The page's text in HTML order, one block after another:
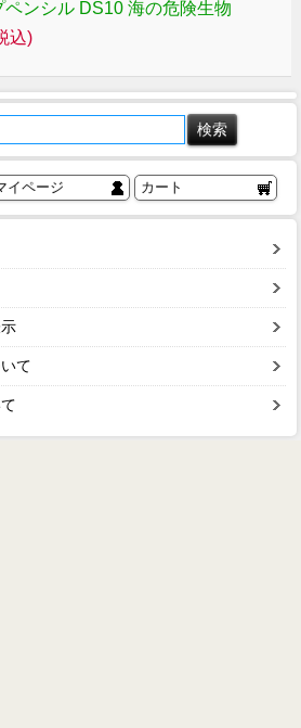
ペンシル DS10 海の危険生物
込)
イページ カート
て